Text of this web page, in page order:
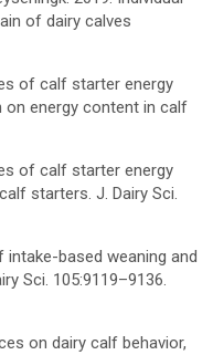
of dairy calves
of calf starter energy
energy content in calf
of calf starter energy
starters. J. Dairy Sci.
intake-based weaning and
Sci. 105:9119–9136.
on dairy calf behavior,